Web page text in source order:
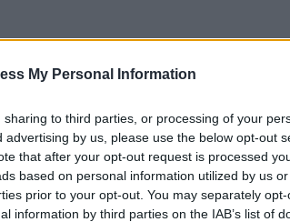
My Personal Information
to third parties, or processing of your
by us, please use the below opt-out
that after your opt-out request is processed
based on personal information utilized by us
prior to your opt-out. You may separately
information by third parties on the IAB’s list of
Ελλάδα: Τσουχτερά
πειρατικό υλικό
δικαίωμα, μέσω εισαγγελικής
στοιχεία.